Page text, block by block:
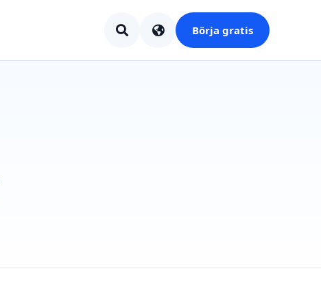
Börja gratis